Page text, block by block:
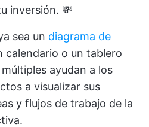
inversión. 💸
sea un diagrama de
calendario o un tablero
ayudan a los
a visualizar sus
y flujos de trabajo de la